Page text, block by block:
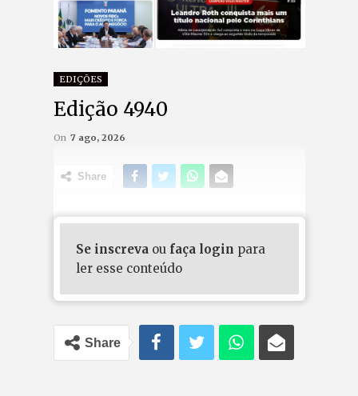
EDIÇÕES
Edição 4940
On 7 ago, 2026
Share
Se inscrevaou faça login para
ler esse conteúdo
Share